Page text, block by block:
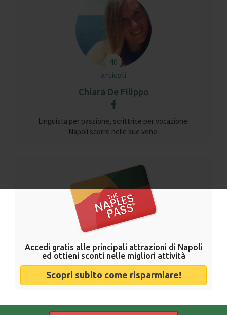
40
articoli
Chiara De Filippo
Linguista per passione, scrittrice per vocazione:
Napoli scorre nelle sue vene.
Accedi gratis alle principali attrazioni di Napoli
ed ottieni sconti nelle migliori attività
Scopri subito come risparmiare!